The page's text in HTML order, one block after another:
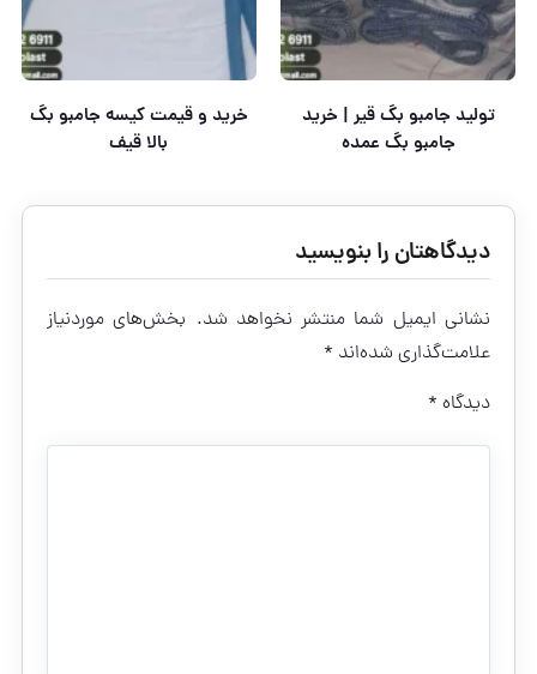
تولید جامبو بگ قیر | خرید
جامبو بگ عمده
خرید و قیمت کیسه جامبو بگ
بالا قیف
دیدگاهتان را بنویسید
نشانی ایمیل شما منتشر نخواهد شد. بخش‌های موردنیاز
علامت‌گذاری شده‌اند *
دیدگاه *